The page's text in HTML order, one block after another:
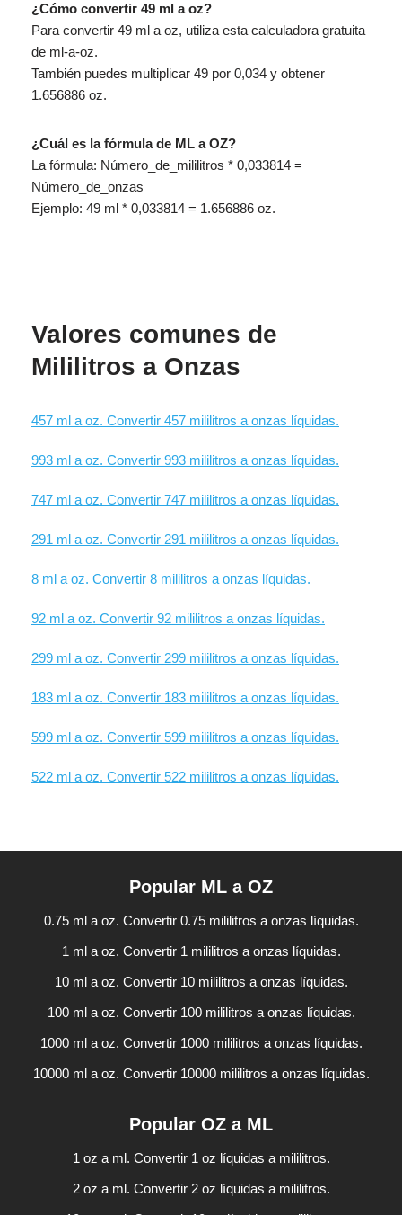
¿Cómo convertir 49 ml a oz?
Para convertir 49 ml a oz, utiliza esta calculadora gratuita
de ml-a-oz.
También puedes multiplicar 49 por 0,034 y obtener
1.656886 oz.
¿Cuál es la fórmula de ML a OZ?
La fórmula: Número_de_mililitros * 0,033814 =
Número_de_onzas
Ejemplo: 49 ml * 0,033814 = 1.656886 oz.
Valores comunes de
Mililitros a Onzas
457 ml a oz. Convertir 457 mililitros a onzas líquidas.
993 ml a oz. Convertir 993 mililitros a onzas líquidas.
747 ml a oz. Convertir 747 mililitros a onzas líquidas.
291 ml a oz. Convertir 291 mililitros a onzas líquidas.
8 ml a oz. Convertir 8 mililitros a onzas líquidas.
92 ml a oz. Convertir 92 mililitros a onzas líquidas.
299 ml a oz. Convertir 299 mililitros a onzas líquidas.
183 ml a oz. Convertir 183 mililitros a onzas líquidas.
599 ml a oz. Convertir 599 mililitros a onzas líquidas.
522 ml a oz. Convertir 522 mililitros a onzas líquidas.
Popular ML a OZ
0.75 ml a oz. Convertir 0.75 mililitros a onzas líquidas.
1 ml a oz. Convertir 1 mililitros a onzas líquidas.
10 ml a oz. Convertir 10 mililitros a onzas líquidas.
100 ml a oz. Convertir 100 mililitros a onzas líquidas.
1000 ml a oz. Convertir 1000 mililitros a onzas líquidas.
10000 ml a oz. Convertir 10000 mililitros a onzas líquidas.
Popular OZ a ML
1 oz a ml. Convertir 1 oz líquidas a mililitros.
2 oz a ml. Convertir 2 oz líquidas a mililitros.